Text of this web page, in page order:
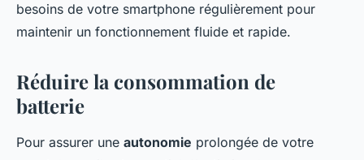
besoins de votre smartphone régulièrement pour
maintenir un fonctionnement fluide et rapide.
Réduire la consommation de
batterie
Pour assurer une autonomie prolongée de votre